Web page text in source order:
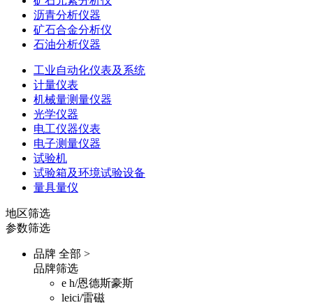
沥青分析仪器
矿石合金分析仪
石油分析仪器
工业自动化仪表及系统
计量仪表
机械量测量仪器
光学仪器
电工仪器仪表
电子测量仪器
试验机
试验箱及环境试验设备
量具量仪
地区筛选
参数筛选
品牌 全部 >
品牌筛选
e h/恩德斯豪斯
leici/雷磁